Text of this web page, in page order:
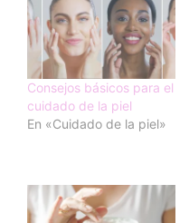
Consejos básicos para el
cuidado de la piel
En «Cuidado de la piel»